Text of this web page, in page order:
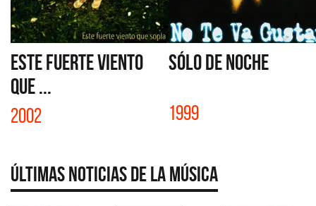
ESTE FUERTE VIENTO
QUE ...
2002
SÓLO DE NOCHE
1999
Últimas Noticias de la Música